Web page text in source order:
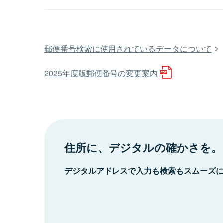
郵便番号検索に使用されているデータについて
2025年度版郵便番号の変更案内
住所に、デジタルの確かさを。
デジタルアドレスで入力も検索もスムーズ